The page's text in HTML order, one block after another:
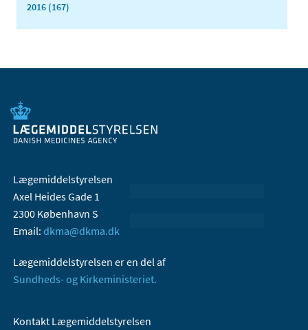
2016 (167)
Lægemiddelstyrelsen
Axel Heides Gade 1
2300 København S
Email: dkma@dkma.dk
Lægemiddelstyrelsen er en del af
Sundheds- og Kirkeministeriet.
Kontakt Lægemiddelstyrelsen